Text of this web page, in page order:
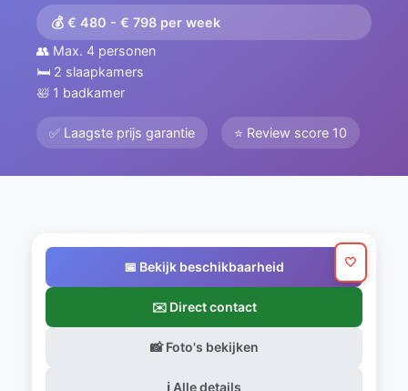
💰 € 480 - € 798 per week
👥 Max. 4 personen
🛏️ 2 slaapkamers
🛀 1 badkamer
✅ Laagste prijs garantie ⭐ Review score 10
📅 Bekijk beschikbaarheid
✉️ Direct contact
📸 Foto's bekijken
ℹ️ Alle details
🤍